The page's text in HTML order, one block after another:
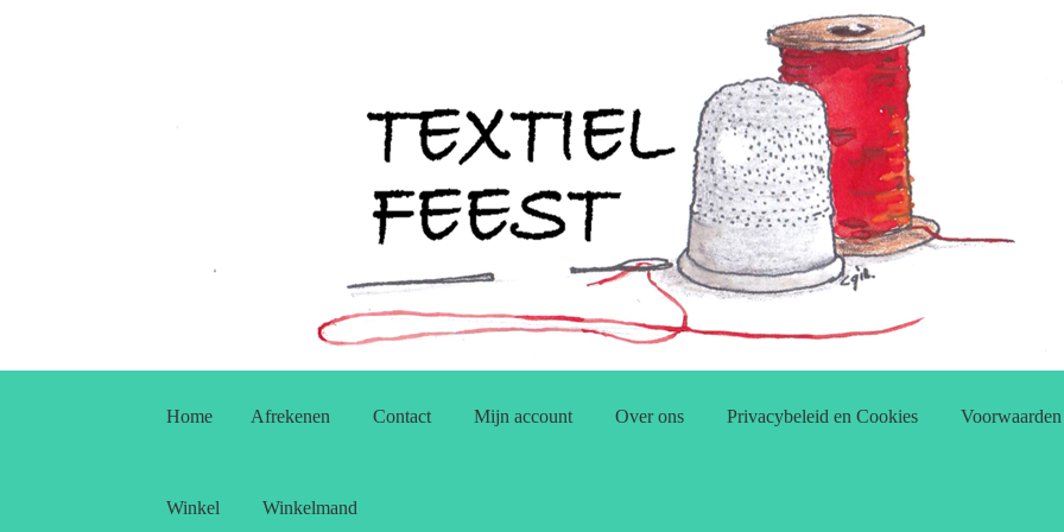
door
naar
Home Afrekenen Contact Mijn account Over ons Privacybeleid en Cookies Voorwaarden
Winkel Winkelmand